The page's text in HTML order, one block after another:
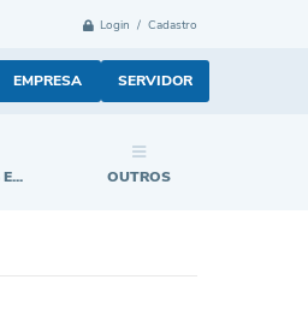
Login / Cadastro
EMPRESA SERVIDOR
OUTROS